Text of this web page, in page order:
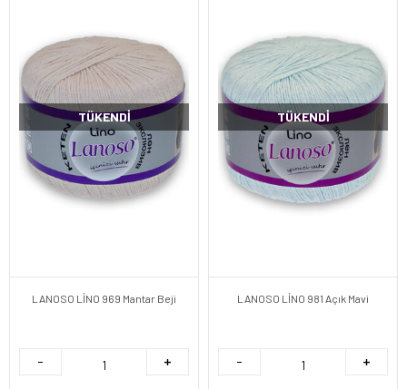
TÜKENDI
LANOSO LİNO 969 Mantar Beji
TÜKENDI
LANOSO LİNO 981 Açık Mavi